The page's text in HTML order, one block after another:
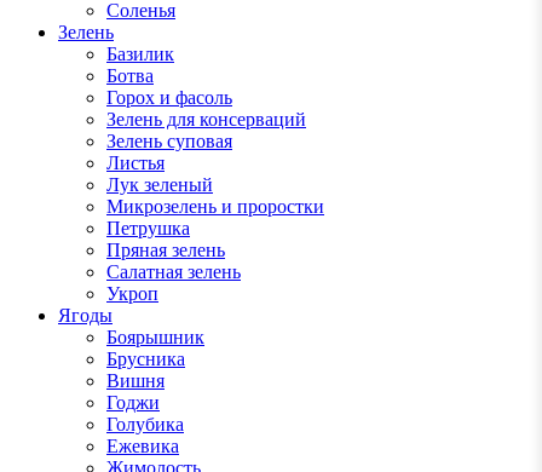
Соленья
Зелень
Базилик
Ботва
Горох и фасоль
Зелень для консерваций
Зелень суповая
Листья
Лук зеленый
Микрозелень и проростки
Петрушка
Пряная зелень
Салатная зелень
Укроп
Ягоды
Боярышник
Брусника
Вишня
Годжи
Голубика
Ежевика